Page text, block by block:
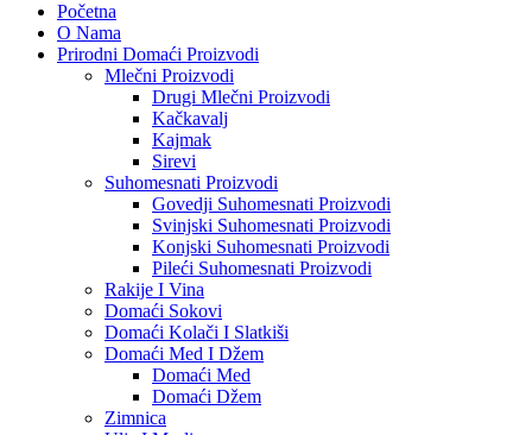
Početna
O Nama
Prirodni Domaći Proizvodi
Mlečni Proizvodi
Drugi Mlečni Proizvodi
Kačkavalj
Kajmak
Sirevi
Suhomesnati Proizvodi
Govedji Suhomesnati Proizvodi
Svinjski Suhomesnati Proizvodi
Konjski Suhomesnati Proizvodi
Pileći Suhomesnati Proizvodi
Rakije I Vina
Domaći Sokovi
Domaći Kolači I Slatkiši
Domaći Med I Džem
Domaći Med
Domaći Džem
Zimnica